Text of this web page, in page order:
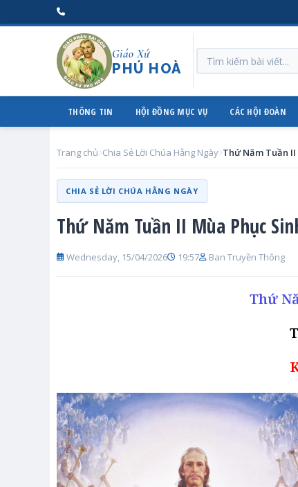
Giáo Xứ
PHÚ HOÀ
THÔNG TIN HỘI ĐỒNG MỤC VỤ CÁC HỘI ĐOÀN
Trang chủ Chia Sẻ Lời Chúa Hằng Ngày
CHIA SẺ LỜI CHÚA HẰNG NGÀY
Thứ Năm Tuần II Mùa Phục
Wednesday, 15/04/2026 19:57 Ban Truyền Thông
Thứ